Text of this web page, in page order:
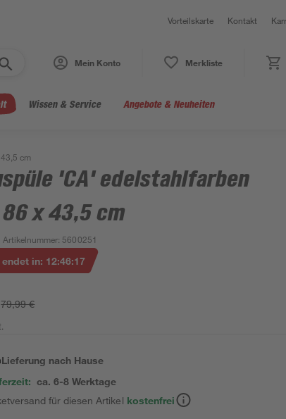
Vorteilskarte Kontakt
Mein Konto Merkliste
Wissen & Service Angebote & Neuheiten
cm
'CA' edelstahlfarben
x 43,5 cm
| Artikelnummer: 5600251
in: 12:46:16
79,99 €
Lieferung nach Hause
ca. 6-8 Werktage
für diesen Artikel kostenfrei